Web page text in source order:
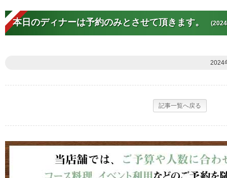
本日のディナーは予約のみとさせて頂きます。
2024
記事一覧へ戻る